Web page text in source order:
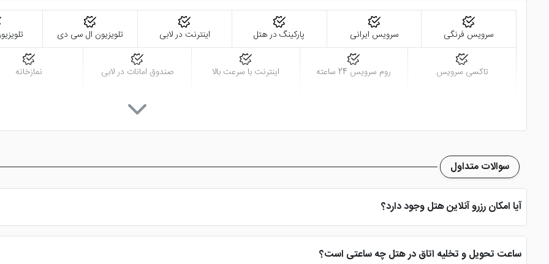
سرویس فرنگی سرویس ایرانی پارکینگ در هتل اینترنت در لابی تلویزیون ال سی دی
تاکسی سرویس روم سرویس 24 ساعته اینترنت با سرعت بالا صندوق امانات در لابی نمازخانه
سوالات متداول
آیا امکان رزرو آنلاین هتل وجود دارد؟
بله، با انتخاب تاریخ ورود و خروج، نوع اتاق و تعداد نفرات می توانید پس از پرداخت در درگاه بانکی، رزرو آنلاین خود را نهایی و واچر هتل را دریافت
ساعت تحویل و تخلیه اتاق در هتل چه ساعتی است؟